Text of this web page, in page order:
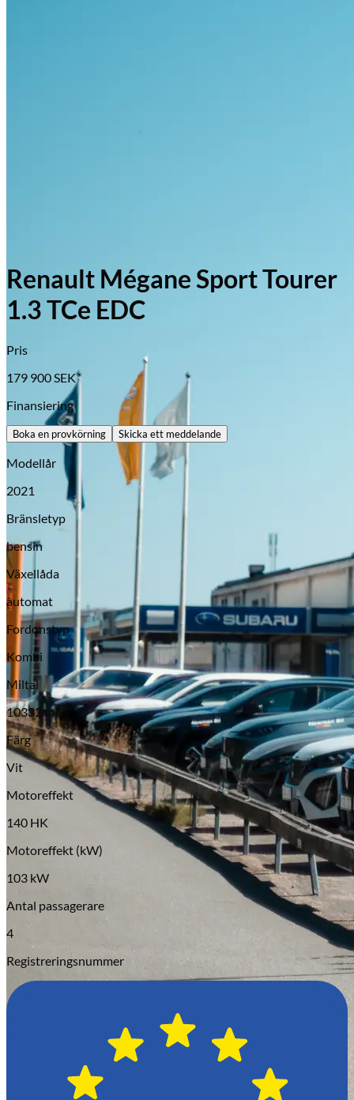
Opel
Serviceverkstad
Renault Mégane Sport Tourer
1.3 TCe EDC
Pris
179 900 SEK
Finansiering
Boka en provkörning Skicka ett meddelande
Modellår
2021
Bränsletyp
bensin
Växellåda
automat
Fordonstyp
Kombi
Miltal
10332 mil
Färg
Vit
Motoreffekt
140 HK
Motoreffekt (kW)
103 kW
Antal passagerare
4
Registreringsnummer